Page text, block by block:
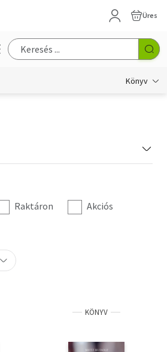
Üres
Könyv
Raktáron Akciós
KÖNYV